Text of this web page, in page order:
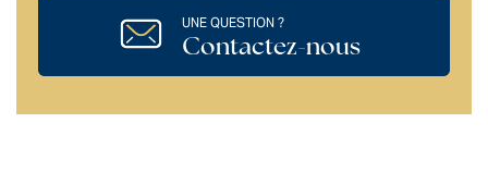
UNE QUESTION ?
Contactez-nous